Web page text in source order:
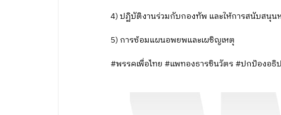
4) ปฏิบัติงานร่วมกับกองทัพ และให้การสนับสนุน
5) การซ้อมแผนอพยพและเผชิญเหตุ
#พรรคเพื่อไทย #แพทองธารชินวัตร #ปกป้องอธิ